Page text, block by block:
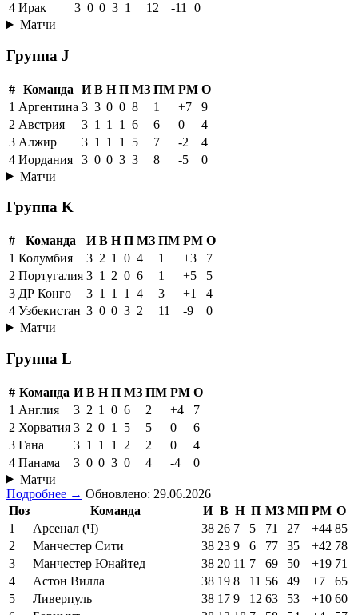
4 Ирак 3 0 0 3 1 12 -11
0
Матчи
Группа J
# Команда И В Н П МЗ ПМ РМ О
1 Аргентина 3 3 0 0 8 1 +7
9
2 Австрия 3 1 1 1 6 6 0
4
3 Алжир 3 1 1 1 5 7 -2
4
4 Иордания 3 0 0 3 3 8 -5
0
Матчи
Группа K
# Команда И В Н П МЗ ПМ РМ О
1 Колумбия 3 2 1 0 4 1 +3
7
2 Португалия 3 1 2 0 6 1 +5
5
3 ДР Конго 3 1 1 1 4 3 +1
4
4 Узбекистан 3 0 0 3 2 11 -9
0
Матчи
Группа L
# Команда И В Н П МЗ ПМ РМ О
1 Англия 3 2 1 0 6 2 +4
7
2 Хорватия 3 2 0 1 5 5 0
6
3 Гана 3 1 1 1 2 2 0
4
4 Панама 3 0 0 3 0 4 -4
0
Матчи
Подробнее → Обновлено: 29.06.2026
Поз
Команда И В Н П МЗ МП РМ О
1
Арсенал (Ч) 38 26 7 5 71 27 +44 85
2
Манчестер Сити 38 23 9 6 77 35 +42 78
3
Манчестер Юнайтед 38 20 11 7 69 50 +19 71
4
Астон Вилла 38 19 8 11 56 49 +7
65
5
Ливерпуль 38 17 9 12 63 53 +10 60